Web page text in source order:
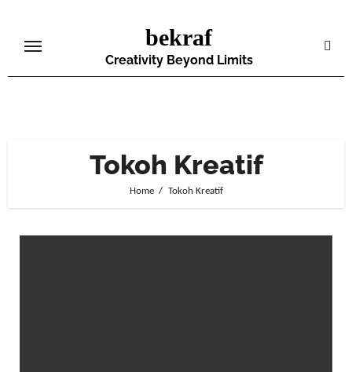
content
bekraf
Creativity Beyond Limits
Tokoh Kreatif
Home Tokoh Kreatif